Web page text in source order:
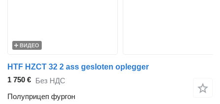
ВИДЕО
HTF HZCT 32 2 ass gesloten oplegger
1 750 € Без НДС
Полуприцеп фургон